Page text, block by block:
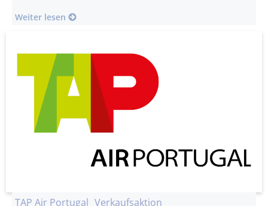
Weiter lesen
TAP Air Portugal Verkaufsaktion